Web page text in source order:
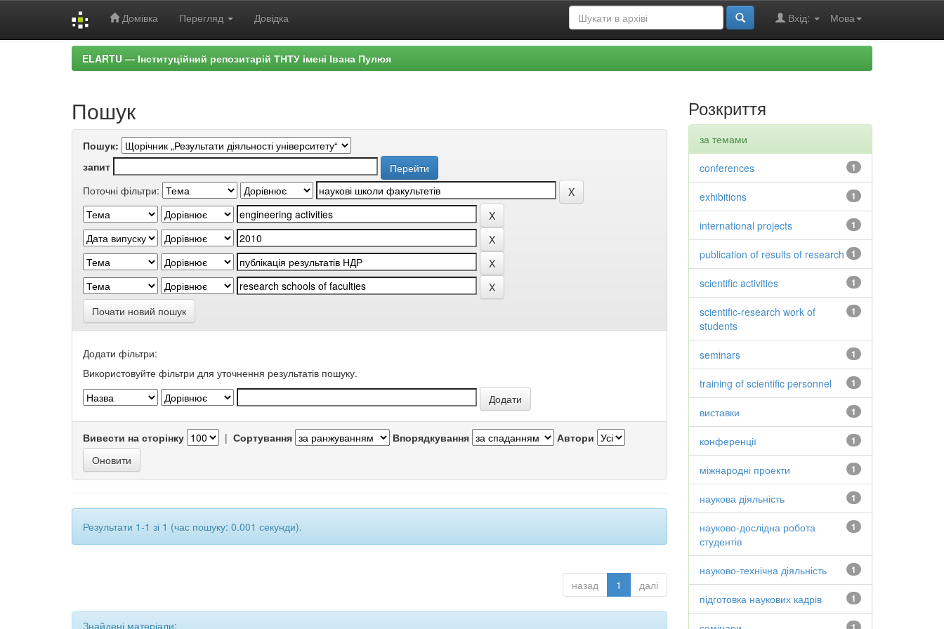
Домівка Перегляд Довідка Мова
Вхід:
ELARTU — Інституційний репозитарій ТНТУ імені Івана Пулюя
Пошук
Пошук:
запит
Поточні фільтри:
Почати новий пошук
Додати фільтри:
Використовуйте фільтри для уточнення результатів пошуку.
Вивести на сторінку | Сортування Впорядкування Автори
Результати 1-1 зі 1 (час пошуку: 0.001 секунди).
назад 1 далі
Знайдені матеріали:
Розкриття
за темами
1
conferences
1
exhibitions
1
international projects
1
publication of results of research
1
scientific activities
1
scientific-research work of
students
1
seminars
1
training of scientific personnel
1
виставки
1
конференції
1
міжнародні проекти
1
наукова діяльність
1
науково-дослідна робота
студентів
1
науково-технічна діяльність
1
підготовка наукових кадрів